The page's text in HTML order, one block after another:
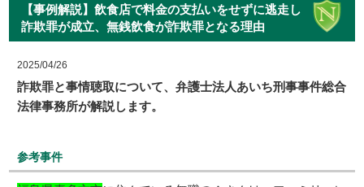
【事例解説】飲食店で料金の支払いをせずに逃走し
詐欺罪が成立、無銭飲食が詐欺罪となる理由
2025/04/26
詐欺罪と事情聴取について、弁護士法人あいち刑事事件総合
法律事務所が解説します。
参考事件